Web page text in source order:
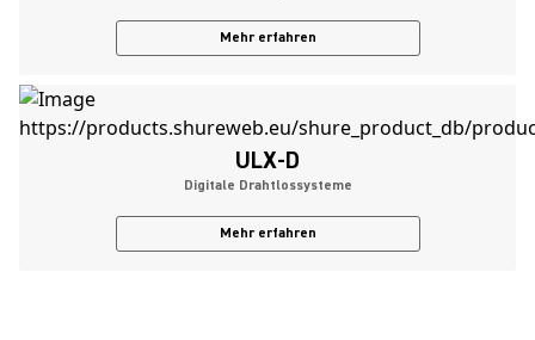
Mehr erfahren
ULX-D
Digitale Drahtlossysteme
Mehr erfahren